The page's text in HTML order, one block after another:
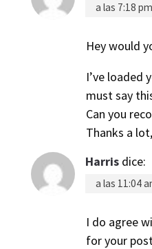
a las 7:18 pm
Hey would
I’ve loaded
must say
Can you
Thanks a
Harris dice:
a las 11:04
I do agree
for your